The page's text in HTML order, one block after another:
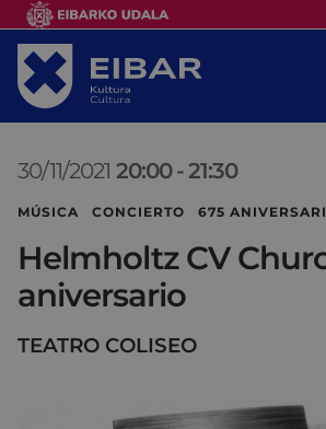
30/11/2021 20:00 -21:30
MÚSICA CONCIERTO 675
Helmholtz CV
aniversario
TEATRO COLISEO